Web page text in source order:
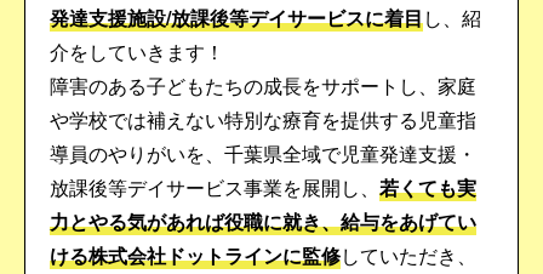
発達支援施設/放課後等デイサービスに着目し、紹
介をしていきます！
障害のある子どもたちの成長をサポートし、家庭
や学校では補えない特別な療育を提供する児童指
導員のやりがいを、千葉県全域で児童発達支援・
放課後等デイサービス事業を展開し、 若くても実
力とやる気があれば役職に就き、給与をあげてい
ける株式会社ドットラインに監修していただき、